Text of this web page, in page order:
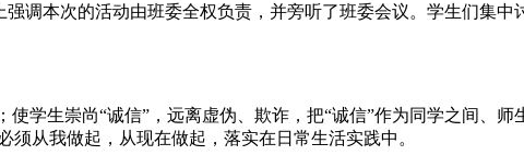
调本次的活动由班委全权负责，并旁听了班委会议。学生们集
学生崇尚“诚信”，远离虚伪、欺诈，把“诚信”作为同学之间、
从我做起，从现在做起，落实在日常生活实践中。